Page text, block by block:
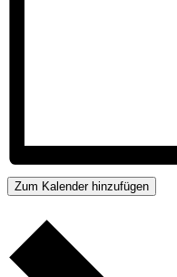
Zum Kalender hinzufügen